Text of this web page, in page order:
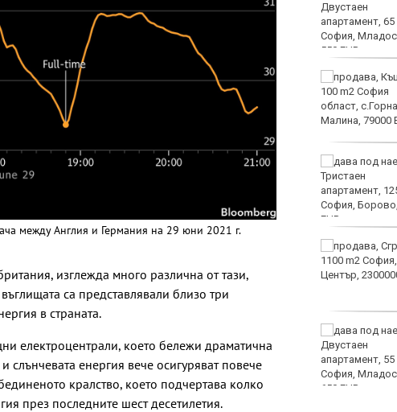
между Англия и Германия на 29 юни 2021 г.
изглежда много различна от тази,
са представлявали близо три
в страната.
електроцентрали, което бележи драматична
енергия вече осигуряват повече
кралство, което подчертава колко
през последните шест десетилетия.
чревните инфекции за
Варненско
Вечерен крос ще се
проведе тази събота в
Морската градина на
Тази събота: откриват
Аматьорската купа
децата:
правосъдие след
случая с „ловци на педофили“